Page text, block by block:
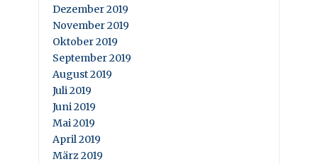
Dezember 2019
November 2019
Oktober 2019
September 2019
August 2019
Juli 2019
Juni 2019
Mai 2019
April 2019
März 2019